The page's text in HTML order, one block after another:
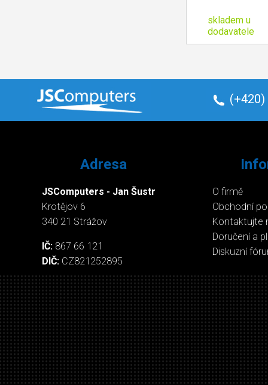
skladem u
dodavatele
(+420)
Adresa
JSComputers - Jan Šustr
Krotějov 6
340 21 Strážov
IČ: 867 66 121
DIČ: CZ821252895
O firmě
Obchodní
Kontaktujte
Doručení a
Diskuzní